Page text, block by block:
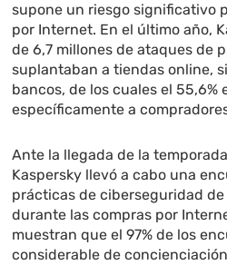
supone un riesgo significativo
por Internet. En el último año,
de 6,7 millones de ataques de
suplantaban a tiendas online,
bancos, de los cuales el 55,6%
específicamente a
Ante la llegada de la
Kaspersky llevó a cabo una
prácticas de ciberseguridad
durante las compras por
muestran que el 97% de los
considerable de